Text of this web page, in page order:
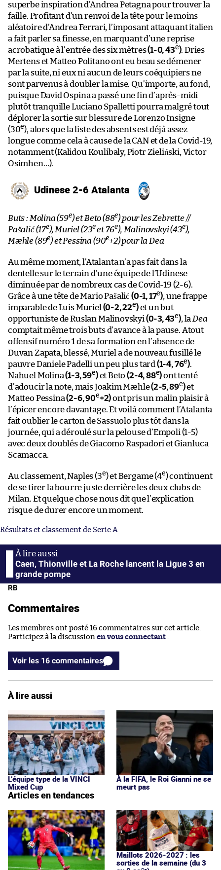
superbe inspiration d’Andrea Petagna pour trouver la
faille. Profitant d’un renvoi de la tête pour le moins
aléatoire d’Andrea Ferrari, l’imposant attaquant italien
a fait parler sa finesse, en marquant d’une reprise
acrobatique à l’entrée des six mètres(1-0, 43e). Dries
Mertens et Matteo Politano ont eu beau se démener
par la suite, ni eux ni aucun de leurs coéquipiers ne
sont parvenus à doubler la mise. Qu’importe, au fond,
puisque David Ospina a passé une fin d’après-midi
plutôt tranquille Luciano Spalletti pourra malgré tout
déplorer la sortie sur blessure de Lorenzo Insigne
(30e), alors que la liste des absents est déjà assez
longue comme cela à cause de la CAN et de la Covid-19,
notamment (Kalidou Koulibaly, Piotr Zieliński, Victor
Osimhen…).
Udinese 2-6 Atalanta
Buts : Molina (59e) et Beto (88e) pour les Zebrette //
Pašalić (17e), Muriel (23eet 76e), Malinovskyi (43e),
Mæhle (89e) et Pessina (90e+2) pour la Dea
Au même moment, l’Atalanta n’a pas fait dans la
dentelle sur le terrain d’une équipe de l’Udinese
diminuée par de nombreux cas de Covid-19 (2-6).
Grâce à une tête de Mario Pašalić (0-1, 17e), une frappe
imparable de Luis Muriel(0-2, 22e)et un but
opportuniste de Ruslan Malinovskyi(0-3, 43e), laDea
comptait même trois buts d’avance à la pause. Atout
offensif numéro 1 de sa formation en l’absence de
Duvan Zapata, blessé, Muriel a de nouveau fusillé le
pauvre Daniele Padelli un peu plus tard(1-4, 76e).
Nahuel Molina(1-3, 59e)et Beto(2-4, 88e)ont tenté
d’adoucir la note, mais Joakim Mæhle(2-5, 89e)et
Matteo Pessina(2-6, 90e+2)ont pris un malin plaisir à
l’épicer encore davantage. Et voilà comment l’Atalanta
fait oublier le carton de Sassuolo plus tôt dans la
journée, qui a déroulé sur la pelouse d’Empoli (1-5)
avec deux doublés de Giacomo Raspadori et Gianluca
Scamacca.
Au classement, Naples (3e) et Bergame (4e) continuent
de se tirer la bourre juste derrière les deux clubs de
Milan. Et quelque chose nous dit que l’explication
risque de durer encore un moment.
Résultats et classement de Serie A
Caen, Thionville et La Roche lancent la Ligue 3 en
grande pompe
RB
Commentaires
Les membres ont posté 16 commentaires sur cet article.
Participez à la discussion en vous connectant .
Voir les 16 commentaires
À lire aussi
L’équipe type de la VINCI
Mixed Cup
À la FIFA, le Roi Gianni ne se
meurt pas
Articles en tendances
Maillots 2026-2027 : les
sorties de la semaine (du 3